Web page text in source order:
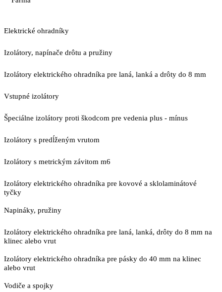
Elektrické ohradníky
Izolátory, napínače drôtu a pružiny
Izolátory elektrického ohradníka pre laná, lanká a drôty do 8 mm
Vstupné izolátory
Špeciálne izolátory proti škodcom pre vedenia plus - mínus
Izolátory s predĺženým vrutom
Izolátory s metrickým závitom m6
Izolátory elektrického ohradníka pre kovové a sklolaminátové
tyčky
Napináky, pružiny
Izolátory elektrického ohradníka pre laná, lanká, drôty do 8 mm na
klinec alebo vrut
Izolátory elektrického ohradníka pre pásky do 40 mm na klinec
alebo vrut
Vodiče a spojky